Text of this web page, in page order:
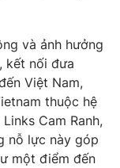
và ảnh hưởng
kết nối đưa
Việt Nam,
thuộc hệ
Cam Ranh,
nỗ lực này góp
một điểm đến